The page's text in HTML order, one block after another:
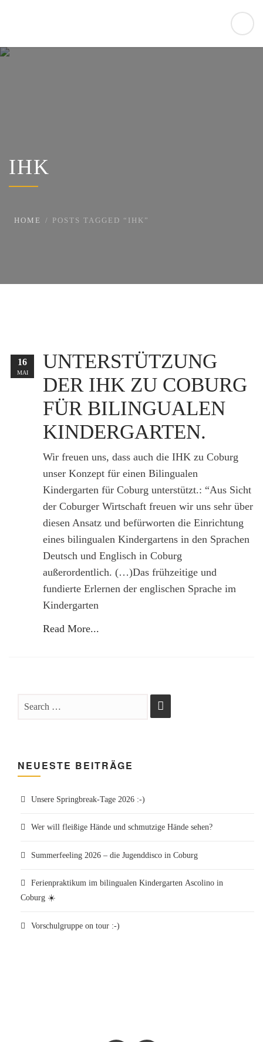
IHK
HOME POSTS TAGGED “IHK”
UNTERSTÜTZUNG
DER IHK ZU COBURG
FÜR BILINGUALEN
KINDERGARTEN.
Wir freuen uns, dass auch die IHK zu Coburg
unser Konzept für einen Bilingualen
Kindergarten für Coburg unterstützt.: “Aus Sicht
der Coburger Wirtschaft freuen wir uns sehr über
diesen Ansatz und befürworten die Einrichtung
eines bilingualen Kindergartens in den Sprachen
Deutsch und Englisch in Coburg
außerordentlich. (…)Das frühzeitige und
fundierte Erlernen der englischen Sprache im
Kindergarten
Read More...
16
MAI
NEUESTE BEITRÄGE
Unsere Springbreak-Tage 2026 :-)
Wer will fleißige Hände und schmutzige Hände sehen?
Summerfeeling 2026 – die Jugenddisco in Coburg
Ferienpraktikum im bilingualen Kindergarten Ascolino in
Coburg ☀️
Vorschulgruppe on tour :-)